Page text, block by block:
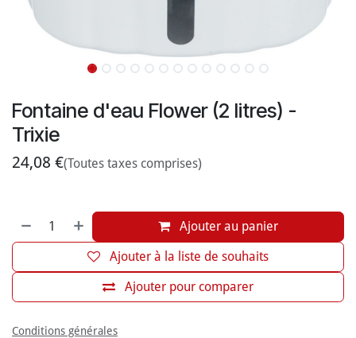
Fontaine d'eau Flower (2 litres) -
Trixie
24,08 €(Toutes taxes comprises)
Ajouter au panier
Ajouter pour comparer
Ajouter à la liste de souhaits
Conditions générales